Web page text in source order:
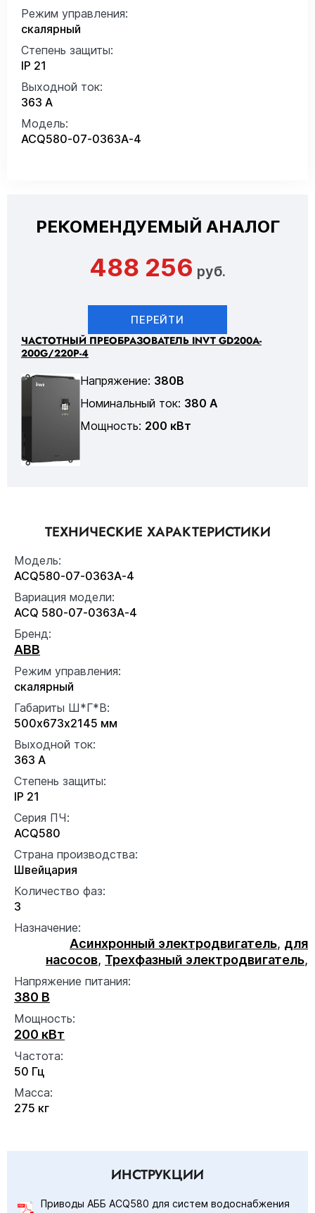
Режим управления:
скалярный
Степень защиты:
IP 21
Выходной ток:
363 А
Модель:
ACQ580-07-0363A-4
РЕКОМЕНДУЕМЫЙ АНАЛОГ
488 256 руб.
ПЕРЕЙТИ
ЧАСТОТНЫЙ ПРЕОБРАЗОВАТЕЛЬ INVT GD200A-
200G/220P-4
Напряжение: 380В
Номинальный ток: 380 А
Мощность: 200 кВт
ТЕХНИЧЕСКИЕ ХАРАКТЕРИСТИКИ
Модель:
ACQ580-07-0363A-4
Вариация модели:
ACQ 580-07-0363A-4
Бренд:
ABB
Режим управления:
скалярный
Габариты Ш*Г*В:
500x673x2145 мм
Выходной ток:
363 А
Степень защиты:
IP 21
Серия ПЧ:
ACQ580
Страна производства:
Швейцария
Количество фаз:
3
Назначение:
Асинхронный электродвигатель, для
насосов, Трехфазный электродвигатель,
Напряжение питания:
380 В
Мощность:
200 кВт
Частота:
50 Гц
Масса:
275 кг
ИНСТРУКЦИИ
Приводы АББ ACQ580 для систем водоснабжения